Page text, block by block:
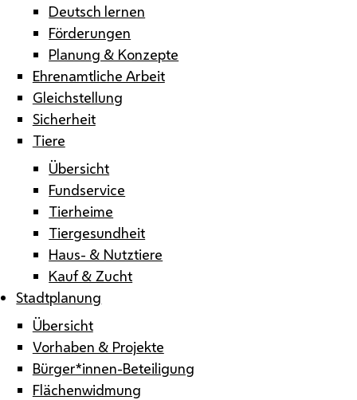
Deutsch lernen
Förderungen
Planung & Konzepte
Ehrenamtliche Arbeit
Gleichstellung
Sicherheit
Tiere
Übersicht
Fundservice
Tierheime
Tiergesundheit
Haus- & Nutztiere
Kauf & Zucht
Stadtplanung
Übersicht
Vorhaben & Projekte
Bürger*innen-Beteiligung
Flächenwidmung